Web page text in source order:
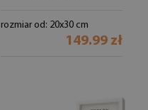
rozmiar od: 20x30 cm
149.99 zł